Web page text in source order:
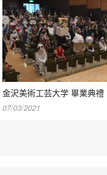
金沢美術工芸大学 畢業典禮
07/03/2021